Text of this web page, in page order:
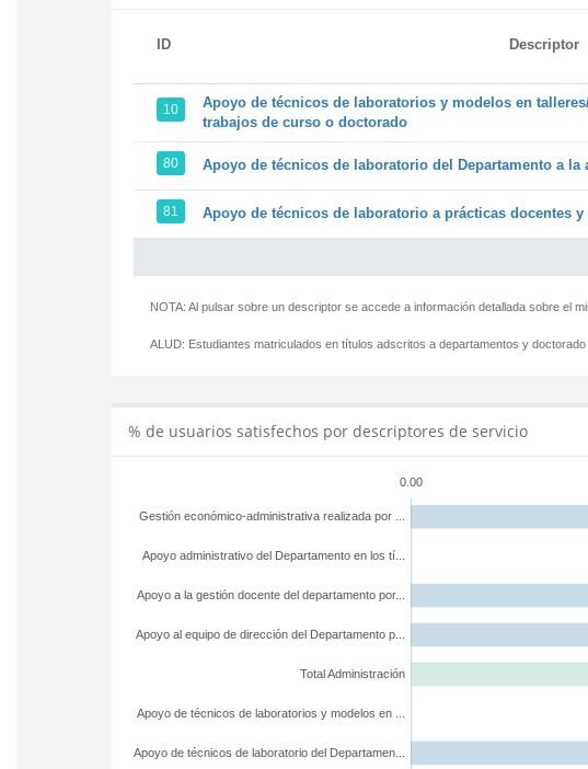
ID Descriptor
10
Apoyo de técnicos de laboratorios y modelos en
trabajos de curso o doctorado
80 Apoyo de técnicos de laboratorio del Departamento a la
81 Apoyo de técnicos de laboratorio a prácticas docentes
NOTA: Al pulsar sobre un descriptor se accede a información detallada sobre el
ALUD: Estudiantes matriculados en títulos adscritos a departamentos y doctorado
% de usuarios satisfechos por descriptores de servicio
0.00
Apoyo de técnicos de laboratorio del Departamen...
Apoyo de técnicos de laboratorios y modelos en ...
Total Administración
Apoyo al equipo de dirección del Departamento p...
Apoyo a la gestión docente del departamento por...
Apoyo administrativo del Departamento en los tí...
Gestión económico-administrativa realizada por ...